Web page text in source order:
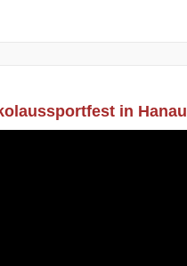
in Hanau